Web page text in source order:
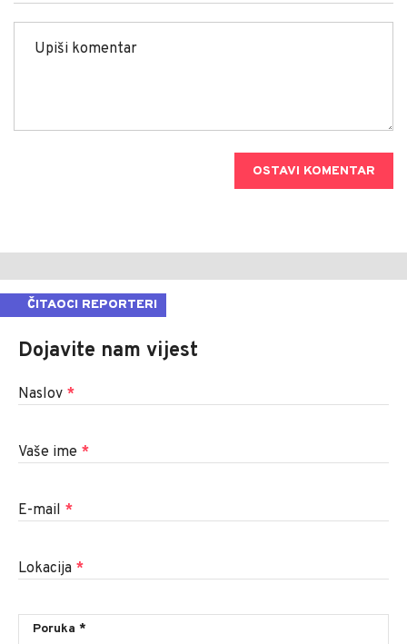
OSTAVI KOMENTAR
ČITAOCI REPORTERI
Dojavite nam vijest
Naslov *
Vaše ime *
E-mail *
Lokacija *